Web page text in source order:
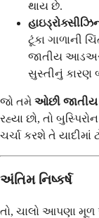
થાય છે.
ટૂંકા ગાળાની
જાતીય
સુસ્તીનું કારણ
જો તમે ઓછી જાતીય
રહ્યા છો, તો
ચર્ચા કરશે તે યાદીમાં
અંતિમ નિષ્કર્ષ
તો, ચાલો આપણા મૂળ